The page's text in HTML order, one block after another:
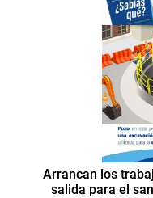
Arrancan los
salida para el